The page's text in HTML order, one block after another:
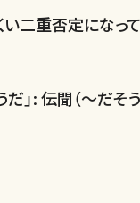
二重否定になっ
」: 伝聞（〜だそ